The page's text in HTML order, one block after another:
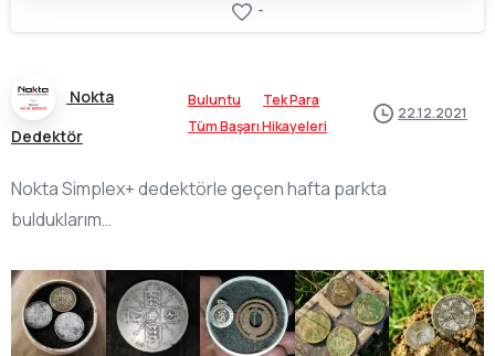
-
Nokta
Dedektör
Buluntu
Tek Para
Tüm Başarı Hikayeleri
22.12.2021
Nokta Simplex+ dedektörle geçen hafta parkta
bulduklarım…